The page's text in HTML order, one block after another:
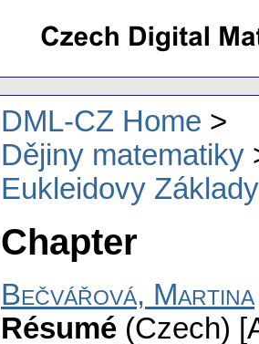
DML-CZ Home
Dějiny matematiky
Eukleidovy
Chapter
Bečvářová, Martina
Résumé (Czech)